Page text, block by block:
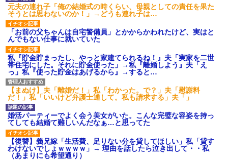
元夫の連れ子「俺の結婚式の時くらい、母親としての責任を果た
そうとは思わないのか！」→どうも連れ子は…
「お前の父ちゃんは自宅警備員」とかからかわれたけど、実はと
んでもない仕事に就いていた
私『貯金貯まったし、やっと家建てられるね！』夫「実家を二世
帯住宅にした。それに貯金使った」→私『離婚しよう』夫「え
っ」私『使った貯金はあげるから』→すると…
【まぬけ】夫「離婚だ！」私「わかった。で？」夫「慰謝料
だ！」私「いいけど弁護士通して。私も請求する」夫「」
婚活パーティーでよく会う美女がいた。こんな完璧な容姿を持っ
てしても結婚て難しいんだなぁ…と思ってた
【復讐】義兄嫁「生活費、足りない分を貸してほしい」私「貸す
わけないでしょｗｗｗｗ」→ 理由を話したら泣き出して・・私
（あまりにも希望通り）